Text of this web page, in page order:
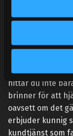
Vi lever och
hittar du inte
brinner för att
oavsett om det
erbjuder kunnig
kundtjänst som